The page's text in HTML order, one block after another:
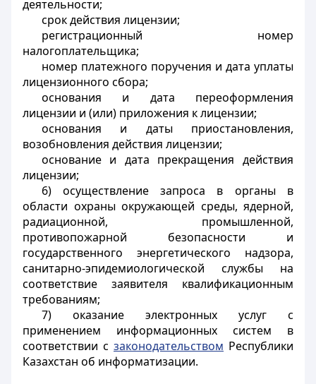
деятельности;
срок действия лицензии;
регистрационный номер
налогоплательщика;
номер платежного поручения и дата уплаты
лицензионного сбора;
основания и дата переоформления
лицензии и (или) приложения к лицензии;
основания и даты приостановления,
возобновления действия лицензии;
основание и дата прекращения действия
лицензии;
6) осуществление запроса в органы в
области охраны окружающей среды, ядерной,
радиационной, промышленной,
противопожарной безопасности и
государственного энергетического надзора,
санитарно-эпидемиологической службы на
соответствие заявителя квалификационным
требованиям;
7) оказание электронных услуг с
применением информационных систем в
соответствии с законодательством Республики
Казахстан об информатизации.